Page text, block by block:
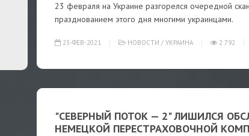
23 февраля на Украине разгорелся очередной
празднованием этого дня многими украинцами.
23-ФЕВ-2021 НОВОСТИ / УКРАИНА 2 792
"СЕВЕРНЫЙ ПОТОК — 2" ЛИШИЛСЯ
НЕМЕЦКОЙ ПЕРЕСТРАХОВОЧНОЙ